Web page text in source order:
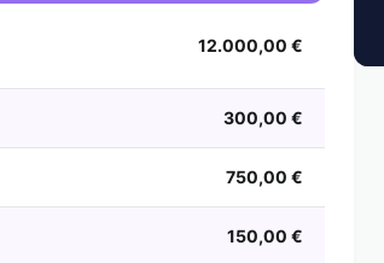
12.000,00 €
300,00 €
750,00 €
150,00 €